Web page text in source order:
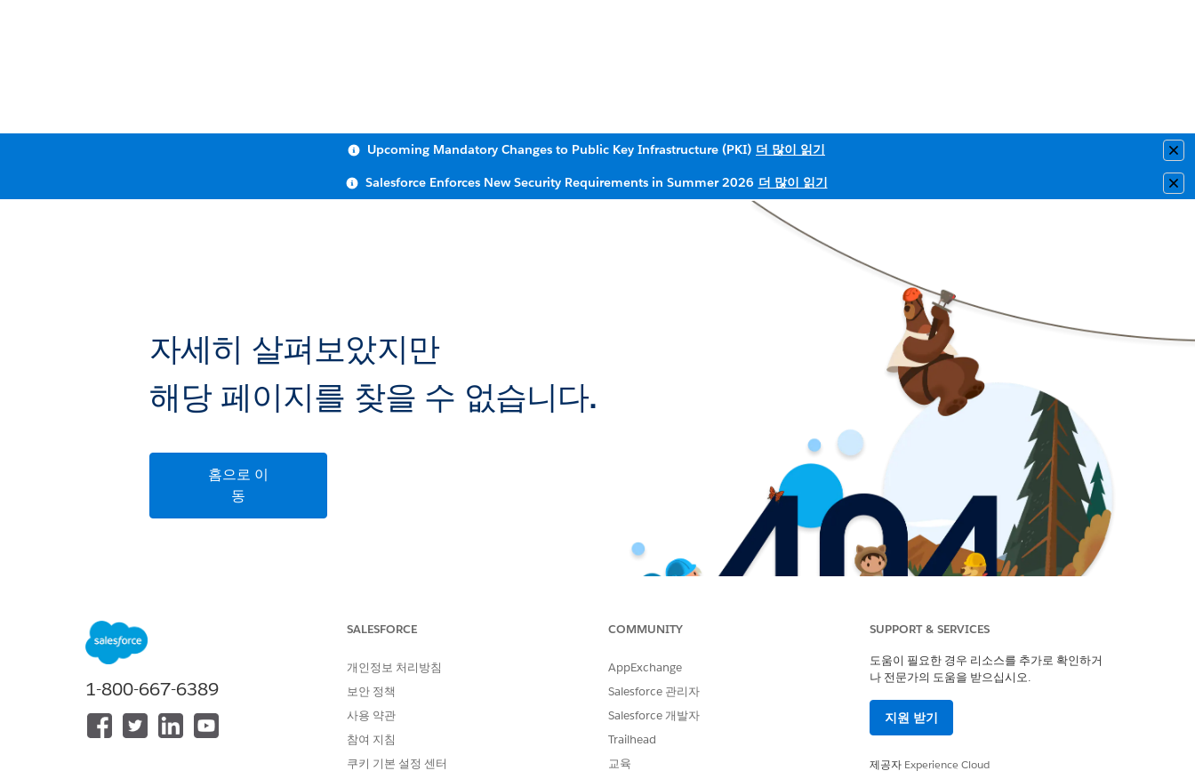
Upcoming Mandatory Changes to Public Key Infrastructure (PKI) 더 많이 읽기
Salesforce Enforces New Security Requirements in Summer 2026 더 많이 읽기
자세히 살펴보았지만
해당 페이지를 찾을 수 없습니다.
홈으로 이
동
1-800-667-6389
SALESFORCE
개인정보 처리방침
보안 정책
사용 약관
참여 지침
쿠키 기본 설정 센터
COMMUNITY
AppExchange
Salesforce 관리자
Salesforce 개발자
Trailhead
교육
SUPPORT & SERVICES
도움이 필요한 경우 리소스를 추가로 확인하거
나 전문가의 도움을 받으십시오.
지원 받기
제공자 Experience Cloud